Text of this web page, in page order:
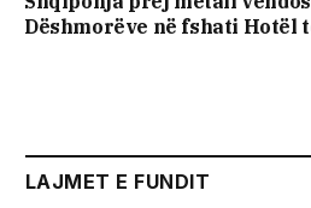
Dëshmorëve në fshati Hotël
LAJMET E FUNDIT